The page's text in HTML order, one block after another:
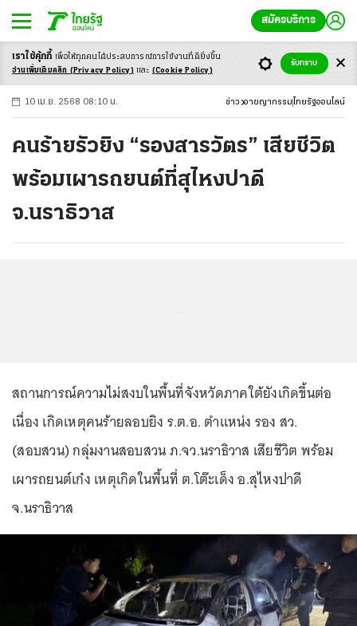
สมัครบริการ
-ก ก ก+
10 เม.ย. 2568 08:10 น. ข่าว อาชญากรรม ไทยรัฐออนไลน์
คนร้ายรัวยิง “รองสารวัตร” เสียชีวิต
พร้อมเผารถยนต์ที่สุไหงปาดี
จ.นราธิวาส
สถานการณ์ความไม่สงบในพื้นที่จังหวัดภาคใต้ยังเกิดขึ้นต่อ
เนื่อง เกิดเหตุคนร้ายลอบยิง ร.ต.อ. ตำแหน่ง รอง สว.
(สอบสวน) กลุ่มงานสอบสวน ภ.จว.นราธิวาส เสียชีวิต พร้อม
เผารถยนต์เก๋ง เหตุเกิดในพื้นที่ ต.โต๊ะเด็ง อ.สุไหงปาดี
จ.นราธิวาส
เราใช้คุ้กกี้ เพื่อให้ทุกคนได้ประสบการณ์การใช้งานที่ดียิ่งขึ้น
อ่านเพิ่มเติมคลิก (Privacy Policy) และ (Cookie Policy)
รับทราบ